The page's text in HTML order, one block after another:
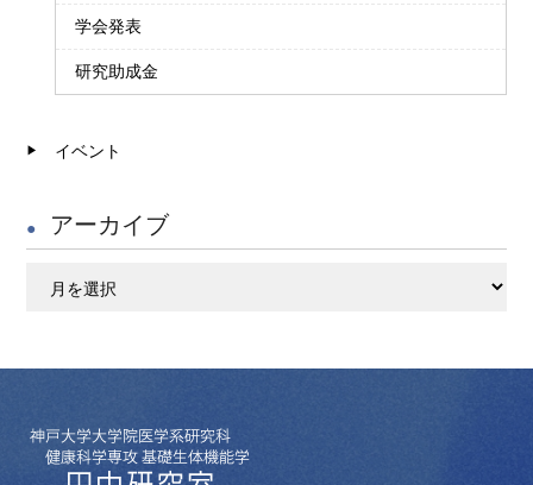
学会発表
研究助成金
イベント
アーカイブ